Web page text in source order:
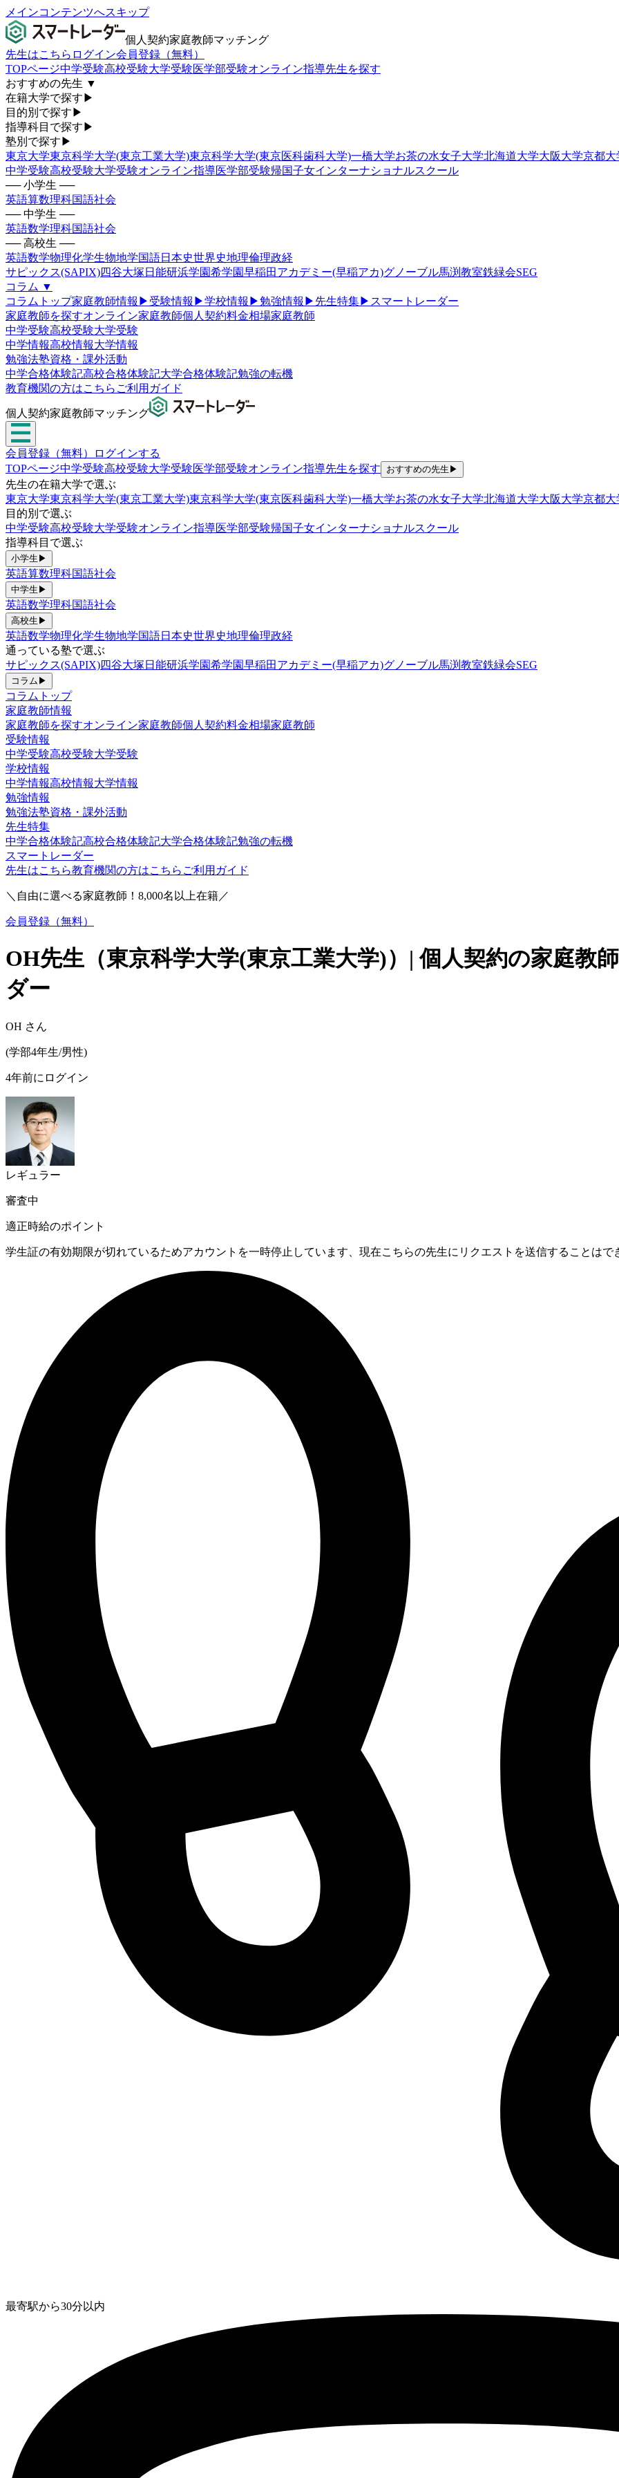
メインコンテンツへスキップ
個人契約家庭教師マッチング
先生はこちら ログイン会員登録（無料）
TOPページ中学受験高校受験大学受験医学部受験オンライン指導先生を探す
おすすめの先生 ▼
在籍大学で探す ▶
目的別で探す ▶
指導科目で探す ▶
塾別で探す ▶
東京大学東京科学大学(東京工業大学)東京科学大学(東京医科歯科大学)一橋大学お茶の水女子大学北海道大学大阪大学京都大
中学受験高校受験大学受験オンライン指導医学部受験帰国子女インターナショナルスクール
── 小学生 ──
英語算数理科国語社会
── 中学生 ──
英語数学理科国語社会
── 高校生 ──
英語数学物理化学生物地学国語日本史世界史地理倫理政経
サピックス(SAPIX)四谷大塚 日能研浜学園希学園早稲田アカデミー(早稲アカ)グノーブル馬渕教室鉄緑会SEG
コラム ▼
コラムトップ家庭教師情報 ▶ 受験情報 ▶学校情報 ▶勉強情報 ▶ 先生特集▶ スマートレーダー
家庭教師を探すオンライン家庭教師個人契約料金相場家庭教師
中学受験高校受験大学受験
中学情報高校情報大学情報
勉強法塾資格・課外活動
中学合格体験記高校合格体験記大学合格体験記勉強の転機
教育機関の方はこちら ご利用ガイド
個人契約家庭教師マッチング
会員登録（無料）
ログインする
TOPページ中学受験高校受験大学受験医学部受験オンライン指導先生を探す おすすめの先生 ▶
先生の在籍大学で選ぶ
東京大学東京科学大学(東京工業大学)東京科学大学(東京医科歯科大学)一橋大学お茶の水女子大学北海道大学大阪大学京都大
目的別で選ぶ
中学受験高校受験大学受験オンライン指導医学部受験帰国子女インターナショナルスクール
指導科目で選ぶ
小学生 ▶
英語算数理科国語社会
中学生 ▶
英語数学理科国語社会
高校生 ▶
英語数学物理化学生物地学国語日本史世界史地理倫理政経
通っている塾で選ぶ
サピックス(SAPIX)四谷大塚 日能研浜学園希学園早稲田アカデミー(早稲アカ)グノーブル馬渕教室鉄緑会SEG
コラム ▶
コラムトップ
家庭教師情報
家庭教師を探すオンライン家庭教師個人契約料金相場家庭教師
受験情報
中学受験高校受験大学受験
学校情報
中学情報高校情報大学情報
勉強情報
勉強法塾資格・課外活動
先生特集
中学合格体験記高校合格体験記大学合格体験記勉強の転機
スマートレーダー
先生はこちら教育機関の方はこちら ご利用ガイド
＼自由に選べる家庭教師！ 8,000名以上在籍／
会員登録（無料）
OH先生（東京科学大学(東京工業大学)）| 個人契約の家庭教
ダー
OH さん
(学部4年生/男性)
4年前にログイン
レギュラー
審査中
適正時給のポイント
学生証の有効期限が切れているためアカウントを一時停止しています、現在こちらの先生にリクエストを送信することはで
最寄駅から30分以内